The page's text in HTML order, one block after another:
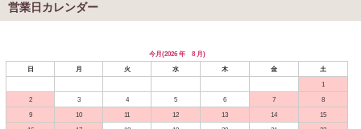
営業日カレンダー
今月(2026 年 8 月)
日
月 火 水 木 金
土
1
2
3 4 5 6 7
8
9
10 11 12 13 14
15